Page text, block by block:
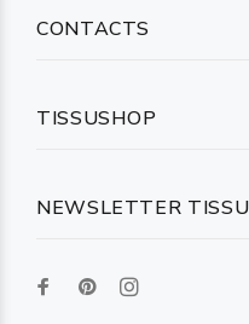
NEWSLETTER
CONTACTS
TISSUSHOP